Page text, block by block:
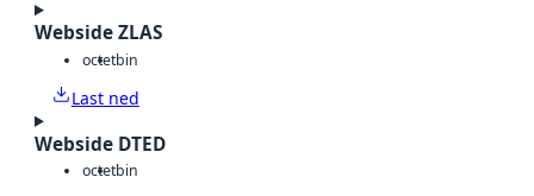
Webside ZLAS
octetbin
Last ned
Webside DTED
octetbin